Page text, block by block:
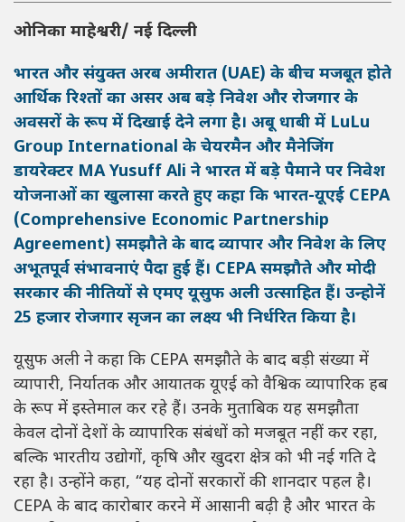
ओनिका माहेश्वरी/ नई दिल्ली
भारत और संयुक्त अरब अमीरात (UAE) के बीच मजबूत होते
आर्थिक रिश्तों का असर अब बड़े निवेश और रोजगार के
अवसरों के रूप में दिखाई देने लगा है। अबू धाबी में LuLu
Group International के चेयरमैन और मैनेजिंग
डायरेक्टर MA Yusuff Ali ने भारत में बड़े पैमाने पर निवेश
योजनाओं का खुलासा करते हुए कहा कि भारत-यूएई CEPA
(Comprehensive Economic Partnership
Agreement) समझौते के बाद व्यापार और निवेश के लिए
अभूतपूर्व संभावनाएं पैदा हुई हैं। CEPA समझौते और मोदी
सरकार की नीतियों से एमए यूसुफ अली उत्साहित हैं। उन्होनें
25 हजार रोजगार सृजन का लक्ष्य भी निर्धरित किया है।
यूसुफ अली ने कहा कि CEPA समझौते के बाद बड़ी संख्या में
व्यापारी, निर्यातक और आयातक यूएई को वैश्विक व्यापारिक हब
के रूप में इस्तेमाल कर रहे हैं। उनके मुताबिक यह समझौता
केवल दोनों देशों के व्यापारिक संबंधों को मजबूत नहीं कर रहा,
बल्कि भारतीय उद्योगों, कृषि और खुदरा क्षेत्र को भी नई गति दे
रहा है। उन्होंने कहा, “यह दोनों सरकारों की शानदार पहल है।
CEPA के बाद कारोबार करने में आसानी बढ़ी है और भारत के